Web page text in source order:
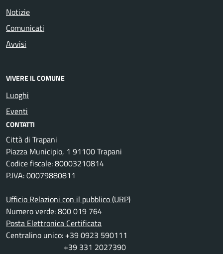
Notizie
Comunicati
Avvisi
VIVERE IL COMUNE
Luoghi
Eventi
CONTATTI
Città di Trapani
Piazza Municipio, 1 91100 Trapani
Codice fiscale: 80003210814
P.IVA: 00079880811
Ufficio Relazioni con il pubblico (URP)
Numero verde: 800 019 764
Posta Elettronica Certificata
Centralino unico: +39 0923 590111
+39 331 2027390